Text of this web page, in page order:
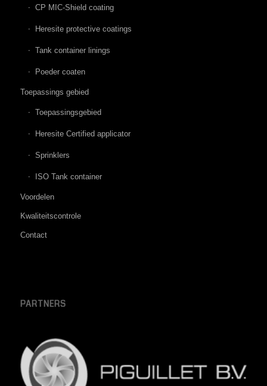
CP MIC-Shield coating
Heresite protective coatings
Tank container linings
Poeder coaten
Toepassings gebied
Toepassingsgebied
Heresite Certified applicator
Sprinklers
ISO Tank container
Voordelen
Kwaliteitscontrole
Contact
PARTNERS